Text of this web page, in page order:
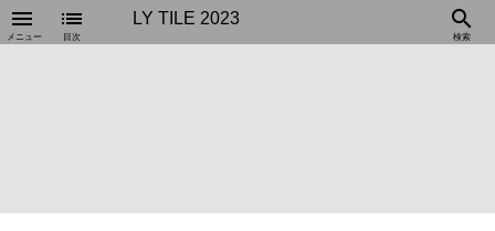
menu
メニュー
LY TILE 2023
list
目次
search
検索